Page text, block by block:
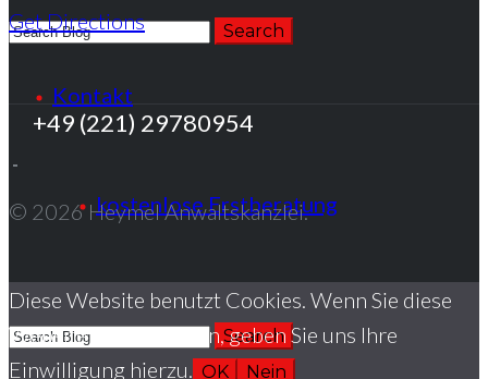
Kontakt
kostenlose Erstberatung
+49 (221) 29780954
Get Directions
© 2026 Heymel Anwaltskanzlei.
Diese Website benutzt Cookies. Wenn Sie diese
Website weiter nutzen, geben Sie uns Ihre
Einwilligung hierzu. OK Nein